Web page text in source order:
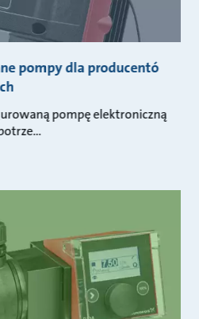
pompy dla producentó
pompę elektroniczną